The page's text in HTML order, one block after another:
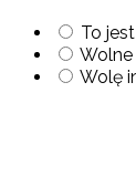
To
Wolne
Wolę